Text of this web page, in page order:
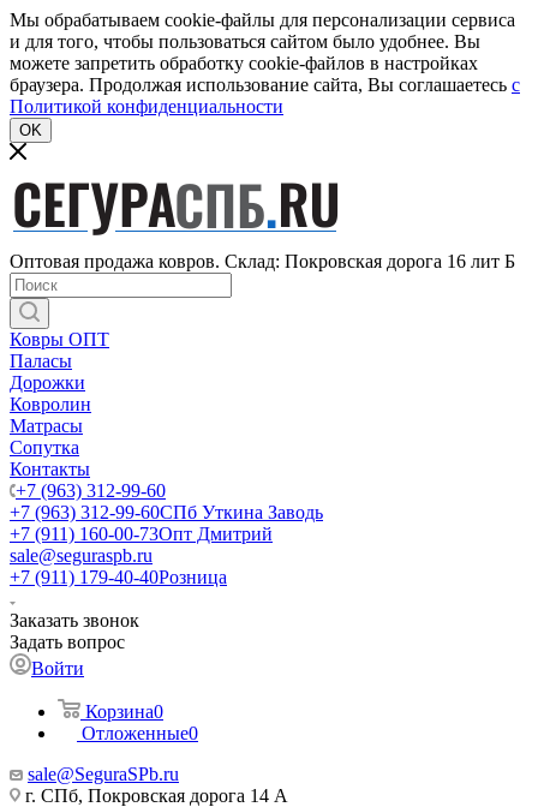
Мы обрабатываем cookie-файлы для персонализации сервиса
и для того, чтобы пользоваться сайтом было удобнее. Вы
можете запретить обработку cookie-файлов в настройках
браузера. Продолжая использование сайта, Вы соглашаетесь c
Политикой конфиденциальности
OK
Оптовая продажа ковров. Склад: Покровская дорога 16 лит Б
Ковры ОПТ
Паласы
Дорожки
Ковролин
Матрасы
Сопутка
Контакты
+7 (963) 312-99-60
+7 (963) 312-99-60СПб Уткина Заводь
+7 (911) 160-00-73Опт Дмитрий
sale@seguraspb.ru
+7 (911) 179-40-40Розница
Заказать звонок
Задать вопрос
Войти
Корзина0
Отложенные0
sale@SeguraSPb.ru
г. СПб, Покровская дорога 14 А